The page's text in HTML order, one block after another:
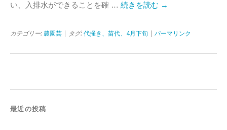
い、入排水ができることを確 … 続きを読む →
カテゴリー: 農園芸 | タグ: 代掻き、苗代、4月下旬 パーマリンク
最近の投稿